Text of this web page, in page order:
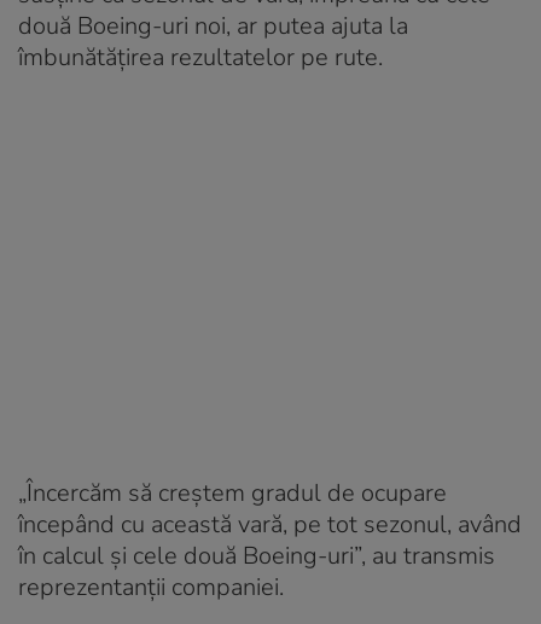
două Boeing-uri noi, ar putea ajuta la
îmbunătățirea rezultatelor pe rute.
„Încercăm să creștem gradul de ocupare
începând cu această vară, pe tot sezonul, având
în calcul și cele două Boeing-uri”, au transmis
reprezentanții companiei.